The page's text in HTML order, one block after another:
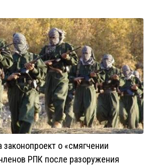
законопроект о «смягчении
РПК после разоружения